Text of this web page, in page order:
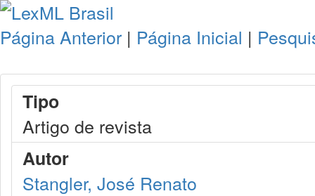
Página Anterior | Página Inicial |
Tipo
Artigo de revista
Autor
Stangler, José Renato